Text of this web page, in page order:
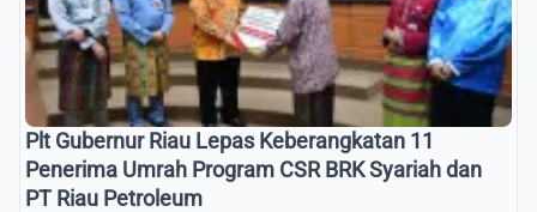
Plt Gubernur Riau Lepas Keberangkatan 11
Penerima Umrah Program CSR BRK Syariah dan
PT Riau Petroleum